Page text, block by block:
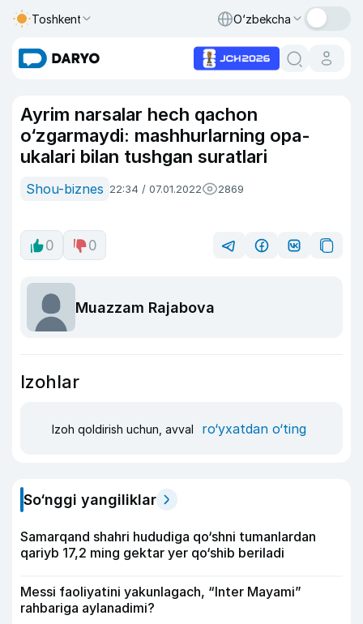
Toshkent O‘zbekcha
Ayrim narsalar hech qachon
o‘zgarmaydi: mashhurlarning opa-
ukalari bilan tushgan suratlari
Shou-biznes 22:34 / 07.01.2022 2869
0 0
Muazzam Rajabova
Izohlar
Izoh qoldirish uchun, avval ro‘yxatdan o‘ting
So‘nggi yangiliklar
Samarqand shahri hududiga qo‘shni tumanlardan
qariyb 17,2 ming gektar yer qo‘shib beriladi
Messi faoliyatini yakunlagach, “Inter Mayami”
rahbariga aylanadimi?